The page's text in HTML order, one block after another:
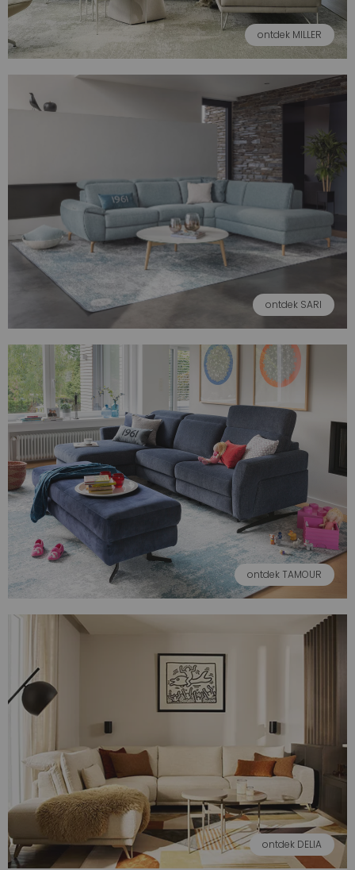
ontdek MILLER
ontdek SARI
ontdek TAMOUR
ontdek DELIA